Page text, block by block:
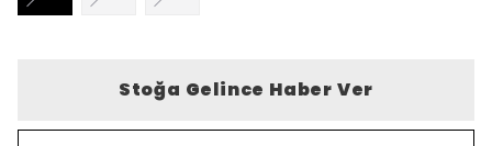
Stoğa Gelince Haber Ver